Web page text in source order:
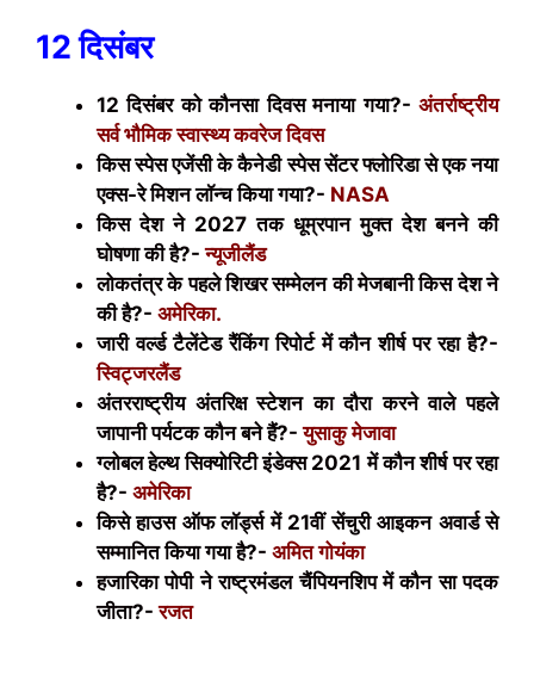
12 दिसंबर
12 दिसंबर को कौनसा दिवस मनाया गया?- अंतर्राष्ट्रीय
सर्व भौमिक स्वास्थ्य कवरेज दिवस
किस स्पेस एजेंसी के कैनेडी स्पेस सेंटर फ्लोरिडा से एक नया
एक्स-रे मिशन लॉन्च किया गया?- NASA
किस देश ने 2027 तक धूम्रपान मुक्त देश बनने की
घोषणा की है?-न्यूजीलैंड
लोकतंत्र के पहले शिखर सम्मेलन की मेजबानी किस देश ने
की है?- अमेरिका.
जारी वर्ल्ड टैलेंटेड रैंकिंग रिपोर्ट में कौन शीर्ष पर रहा है?-
स्विट्जरलैंड
अंतरराष्ट्रीय अंतरिक्ष स्टेशन का दौरा करने वाले पहले
जापानी पर्यटक कौन बने हैं?-युसाकु मेजावा
ग्लोबल हेल्थ सिक्योरिटी इंडेक्स 2021 में कौन शीर्ष पर रहा
है?- अमेरिका
किसे हाउस ऑफ लॉर्ड्स में 21वीं सेंचुरी आइकन अवार्ड से
सम्मानित किया गया है?- अमित गोयंका
हजारिका पोपी ने राष्ट्रमंडल चैंपियनशिप में कौन सा पदक
जीता?-रजत